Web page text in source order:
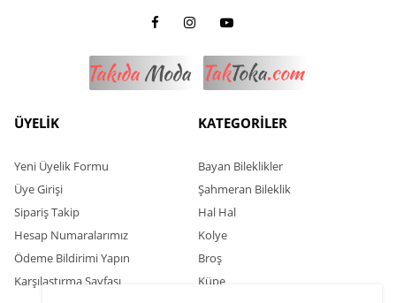
ÜYELİK
Yeni Üyelik Formu
Üye Girişi
Sipariş Takip
Hesap Numaralarımız
Ödeme Bildirimi Yapın
Karşılaştırma Sayfası
KATEGORİLER
Bayan Bileklikler
Şahmeran Bileklik
Hal Hal
Kolye
Broş
Küpe